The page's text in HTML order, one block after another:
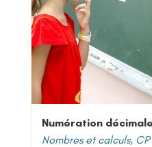
Numération
Nombres et calculs, CP